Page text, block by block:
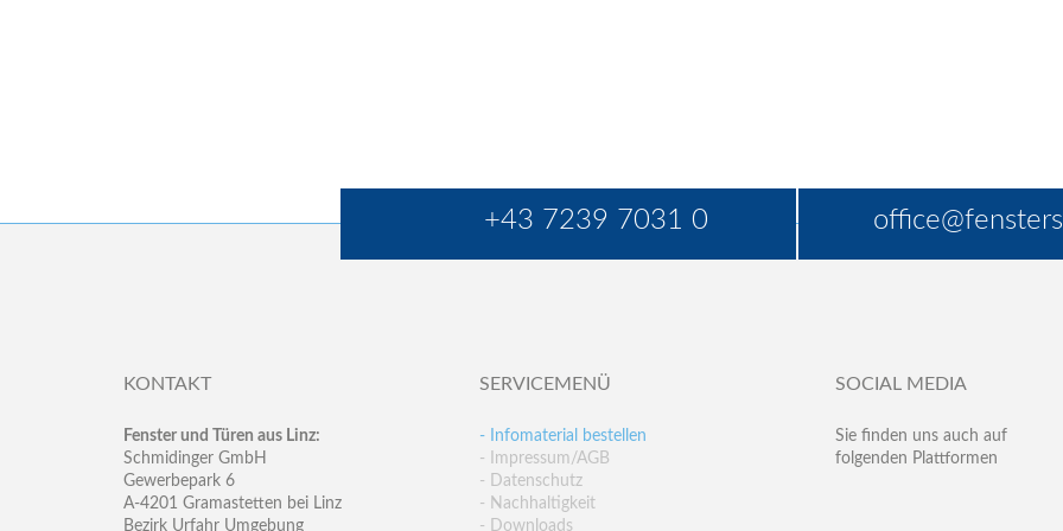
+43 7239 7031 0
KONTAKT
Fenster und Türen aus Linz:
Schmidinger GmbH
Gewerbepark 6
A-4201 Gramastetten bei Linz
Bezirk Urfahr Umgebung
SERVICEMENÜ
- Infomaterial bestellen
- Impressum/AGB
- Datenschutz
- Nachhaltigkeit
- Downloads
SOCIAL MEDIA
Sie finden uns auch auf
folgenden Plattformen